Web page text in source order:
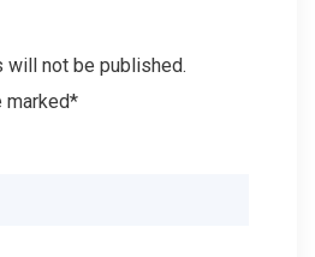
will not be published.
marked*